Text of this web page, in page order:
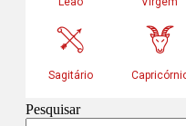
Pesquisar